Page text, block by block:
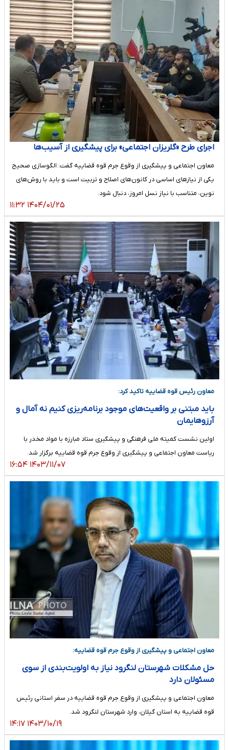
اجرای طرح «گلریزان اجتماعی» برای پیشگیری از آسیب‌ها
معاون اجتماعی و پیشگیری از وقوع جرم قوه قضاییه گفت: الگوسازی صحیح
یکی از نیاز‌های اساسی در کانون‌های اصلاح و تربیت است و باید با روش‌های
نوین، متناسب با نیاز نسل امروز، دنبال شود.
۱۴۰۴/۰۱/۲۵ ۱۱:۳۲
معاون رئیس قوه قضاییه تاکید کرد:
باید مبتنی بر واقعیت‌های موجود برنامه‌ریزی کنیم نه آمال و
آرزوهایمان
اولین نشست کمیته ملی فرهنگی و پیشگیری ستاد مبارزه با مواد مخدر با
ریاست معاون اجتماعی و پیشگیری از وقوع جرم قوه قضاییه برگزار شد.
۱۴۰۳/۱۱/۰۷ ۱۶:۵۴
معاون اجتماعی و پیشگیری از وقوع جرم قوه قضاییه:
حل مشکلات شهرستان لنگرود نیاز به اولویت‌بندی از سوی
مسئولان دارد
معاون اجتماعی و پیشگیری از وقوع جرم قوه قضاییه در سفر استانی رئیس
قوه قضاییه به استان گیلان، وارد شهرستان لنگرود شد.
۱۴۰۳/۱۰/۱۹ ۱۴:۱۷